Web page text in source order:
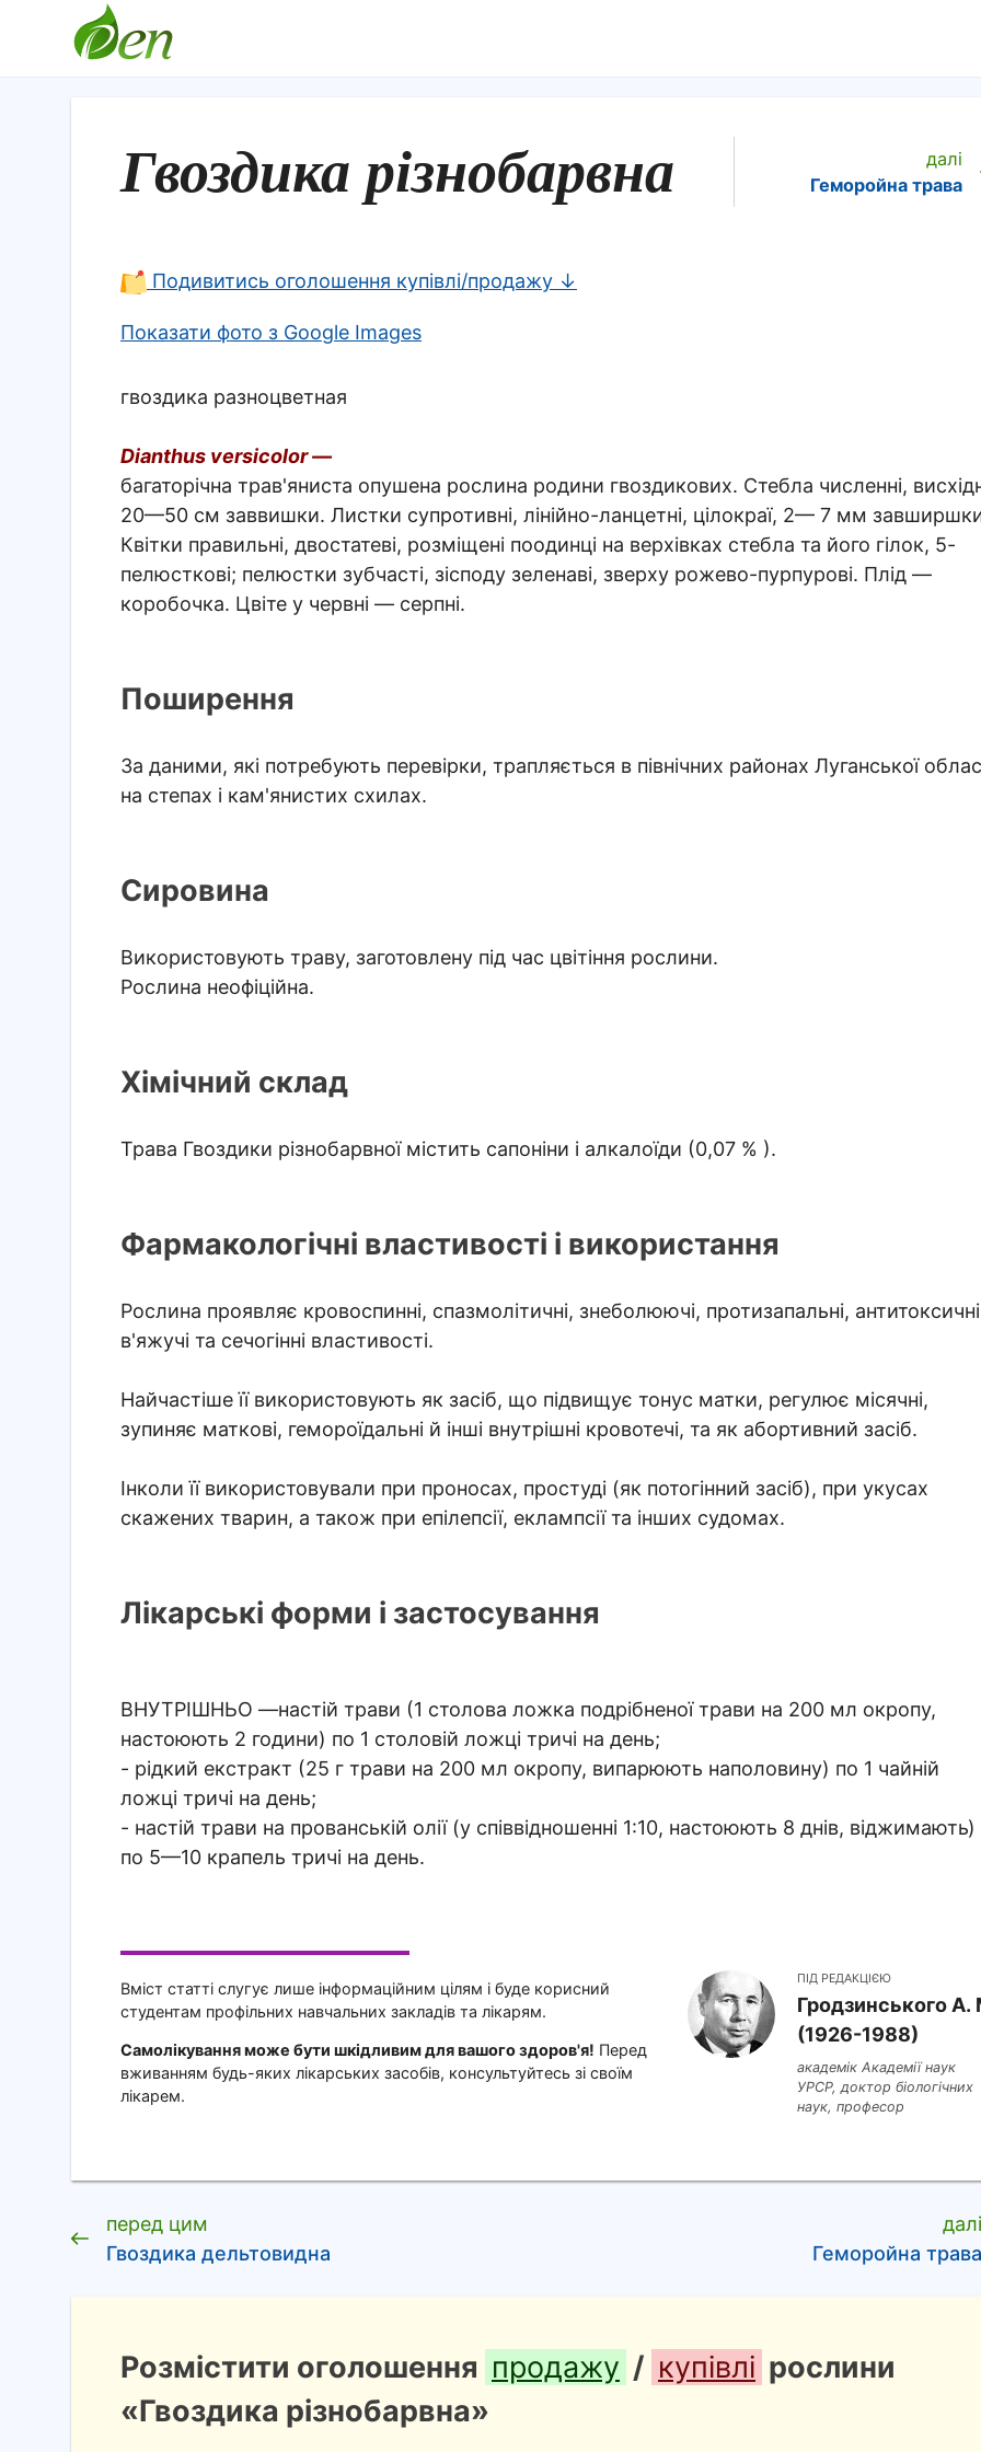
Гвоздика різнобарвна
далі
Геморойна трава
Подивитись оголошення купівлі/продажу ↓
Показати фото з Google Images
гвоздика разноцветная
Dianthus versicolor —
багаторічна трав'яниста опушена рослина родини гвоздикових. Стебла численні,
20—50 см заввишки. Листки супротивні, лінійно-ланцетні, цілокраї, 2— 7 мм
Квітки правильні, двостатеві, розміщені поодинці на верхівках стебла та його гілок, 5-
пелюсткові; пелюстки зубчасті, зісподу зеленаві, зверху рожево-пурпурові. Плід —
коробочка. Цвіте у червні — серпні.
Поширення
За даними, які потребують перевірки, трапляється в північних районах Луганської
на степах і кам'янистих схилах.
Сировина
Використовують траву, заготовлену під час цвітіння рослини.
Рослина неофіційна.
Хімічний склад
Трава Гвоздики різнобарвної містить сапоніни і алкалоїди (0,07 % ).
Фармакологічні властивості і використання
Рослина проявляє кровоспинні, спазмолітичні, знеболюючі, протизапальні,
в'яжучі та сечогінні властивості.
Найчастіше її використовують як засіб, що підвищує тонус матки, регулює місячні,
зупиняє маткові, гемороїдальні й інші внутрішні кровотечі, та як абортивний засіб.
Інколи її використовували при проносах, простуді (як потогінний засіб), при укусах
скажених тварин, а також при епілепсії, еклампсії та інших судомах.
Лікарські форми і застосування
ВНУТРІШНЬО —настій трави (1 столова ложка подрібненої трави на 200 мл окропу,
настоюють 2 години) по 1 столовій ложці тричі на день;
- рідкий екстракт (25 г трави на 200 мл окропу, випарюють наполовину) по 1 чайній
ложці тричі на день;
- настій трави на прованській олії (у співвідношенні 1:10, настоюють 8 днів, віджимають)
по 5—10 крапель тричі на день.
Вміст статті слугує лише інформаційним цілям і буде корисний
студентам профільних навчальних закладів та лікарям.
Самолікування може бути шкідливим для вашого здоров'я! Перед
вживанням будь-яких лікарських засобів, консультуйтесь зі своїм
лікарем.
ПІД РЕДАКЦІЄЮ
Гродзинського A.
(1926-1988)
академік Академії наук
УРСР, доктор біологічних
наук, професор
перед цим
Гвоздика дельтовидна
далі
Геморойна трава
Розмістити оголошення продажу / купівлі рослини
«Гвоздика різнобарвна»